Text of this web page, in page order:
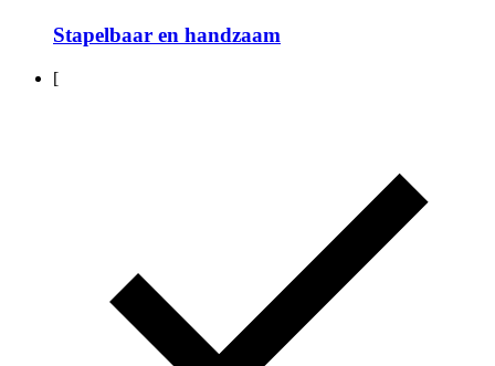
Stapelbaar en handzaam
[